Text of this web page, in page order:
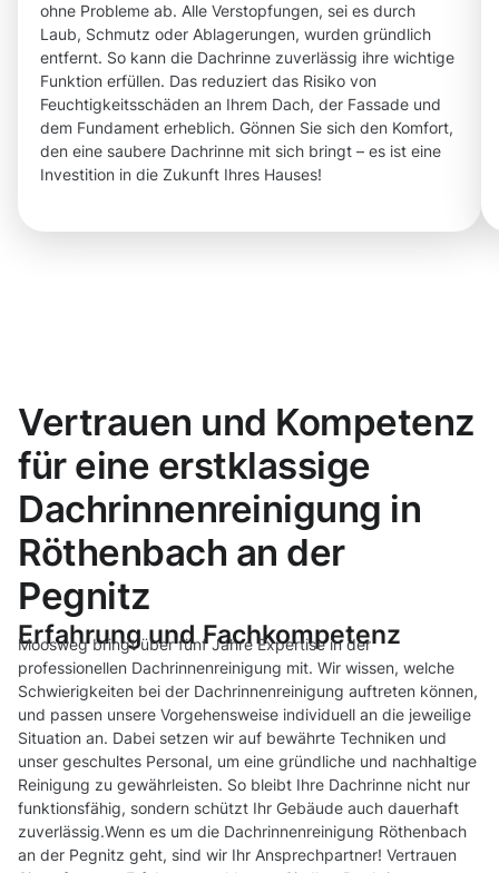
ohne Probleme ab. Alle Verstopfungen, sei es durch
Laub, Schmutz oder Ablagerungen, wurden gründlich
entfernt. So kann die Dachrinne zuverlässig ihre wichtige
Funktion erfüllen. Das reduziert das Risiko von
Feuchtigkeitsschäden an Ihrem Dach, der Fassade und
dem Fundament erheblich. Gönnen Sie sich den Komfort,
den eine saubere Dachrinne mit sich bringt – es ist eine
Investition in die Zukunft Ihres Hauses!
Vertrauen und Kompetenz
für eine erstklassige
Dachrinnenreinigung in
Röthenbach an der
Pegnitz
Erfahrung und Fachkompetenz
Moosweg bringt über fünf Jahre Expertise in der
professionellen Dachrinnenreinigung mit. Wir wissen, welche
Schwierigkeiten bei der Dachrinnenreinigung auftreten können,
und passen unsere Vorgehensweise individuell an die jeweilige
Situation an. Dabei setzen wir auf bewährte Techniken und
unser geschultes Personal, um eine gründliche und nachhaltige
Reinigung zu gewährleisten. So bleibt Ihre Dachrinne nicht nur
funktionsfähig, sondern schützt Ihr Gebäude auch dauerhaft
zuverlässig.Wenn es um die Dachrinnenreinigung Röthenbach
an der Pegnitz geht, sind wir Ihr Ansprechpartner! Vertrauen